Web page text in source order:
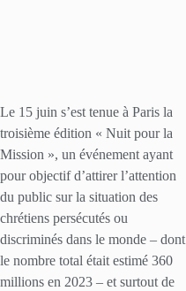
Le 15 juin s’est tenue à Paris la
troisième édition « Nuit pour la
Mission », un événement ayant
pour objectif d’attirer l’attention
du public sur la situation des
chrétiens persécutés ou
discriminés dans le monde – dont
le nombre total était estimé 360
millions en 2023 – et surtout de